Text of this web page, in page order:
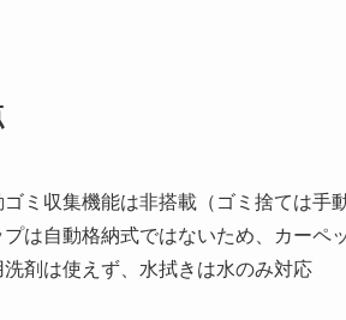
ゴミ収集機能は非搭載（ゴミ捨ては手動
プは自動格納式ではないため、カーペ
洗剤は使えず、水拭きは水のみ対応